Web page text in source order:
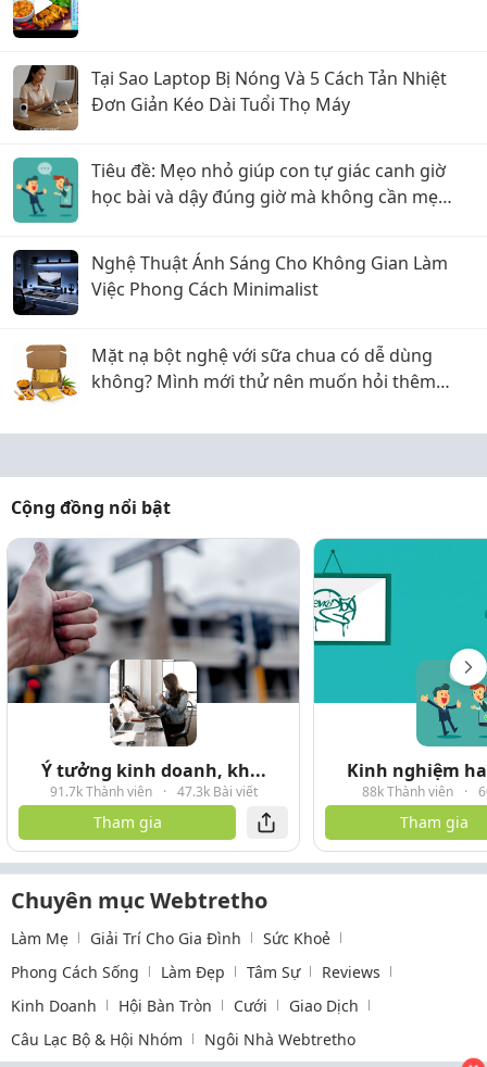
Tại Sao Laptop Bị Nóng Và 5 Cách Tản Nhiệt
Đơn Giản Kéo Dài Tuổi Thọ Máy
Tiêu đề: Mẹo nhỏ giúp con tự giác canh giờ
học bài và dậy đúng giờ mà không cần mẹ
Nghệ Thuật Ánh Sáng Cho Không Gian Làm
Việc Phong Cách Minimalist
Mặt nạ bột nghệ với sữa chua có dễ dùng
không? Mình mới thử nên muốn hỏi thêm
Cộng đồng nổi bật
Ý tưởng kinh doanh, kh...
91.7k Thành viên · 47.3k Bài viết
Tham gia
Kinh nghiệm
88k Thành viên ·
Tham gia
Chuyên mục Webtretho
Làm Mẹ Giải Trí Cho Gia Đình
Sức Khoẻ
Phong Cách Sống
Làm Đẹp Tâm Sự
Reviews
Kinh Doanh
Hội Bàn Tròn Cưới
Giao Dịch
Câu Lạc Bộ & Hội Nhóm
Ngôi Nhà Webtretho